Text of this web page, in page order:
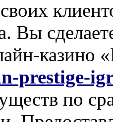
Вы
казино
prestige-
по